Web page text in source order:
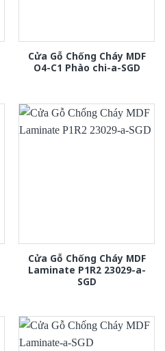
Cửa Gỗ Chống Cháy MDF
O4-C1 Phào chi-a-SGD
Cửa Gỗ Chống Cháy MDF
Laminate P1R2 23029-a-
SGD